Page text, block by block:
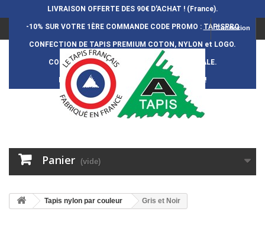
LIVRAISON OFFERTE DES 90€ D'ACHAT ! (France).
-10% SUR VOTRE 1ÈRE COMMANDECODE PROMO : TAPISPRO
CONFECTION DE TAPIS PREMIUM COTON, NYLON et LOGO.
CONFECTION FRANÇ AISE et 100% ARTISANALE.
DURÉE DE VIE DES TAPIS : 5 ANS ENVIRON !
Connexion
Panier (vide)
Tapis nylon par couleur Gris et Noir